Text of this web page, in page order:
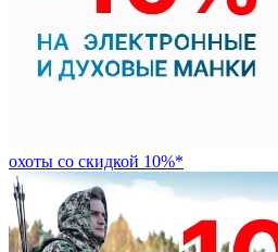
охоты со скидкой 10%*